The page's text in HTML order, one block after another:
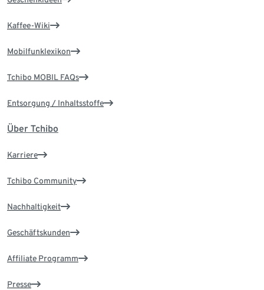
Kaffee-Wiki
Mobilfunklexikon
Tchibo MOBIL FAQs
Entsorgung / Inhaltsstoffe
Über Tchibo
Karriere
Tchibo Community
Nachhaltigkeit
Geschäftskunden
Affiliate Programm
Presse